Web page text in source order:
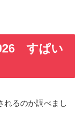
すぱい
れるのか調べまし